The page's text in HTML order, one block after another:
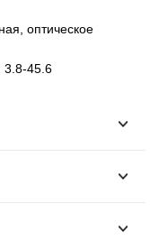
оптическое
3.8-45.6